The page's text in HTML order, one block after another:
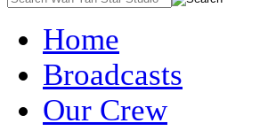
Home
Broadcasts
Our Crew